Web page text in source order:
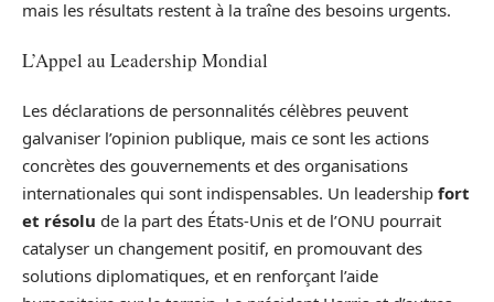
mais les résultats restent à la traîne des besoins urgents.
L’Appel au Leadership Mondial
Les déclarations de personnalités célèbres peuvent
galvaniser l’opinion publique, mais ce sont les actions
concrètes des gouvernements et des organisations
internationales qui sont indispensables. Un leadership fort
et résolu de la part des États-Unis et de l’ONU pourrait
catalyser un changement positif, en promouvant des
solutions diplomatiques, et en renforçant l’aide